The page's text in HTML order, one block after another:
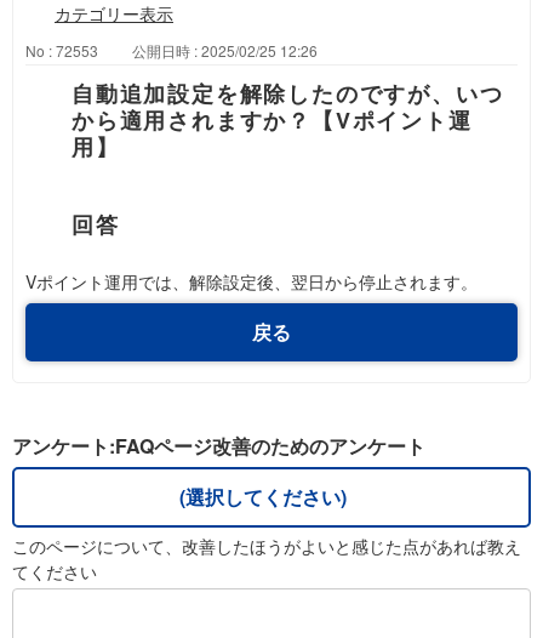
カテゴリー表示
No : 72553 公開日時 : 2025/02/25 12:26
自動追加設定を解除したのですが、いつ
から適用されますか？【Vポイント運
用】
Vポイント運用では、解除設定後、翌日から停止されます。
戻る
アンケート:FAQページ改善のためのアンケート
(選択してください)
このページについて、改善したほうがよいと感じた点があれば教え
てください